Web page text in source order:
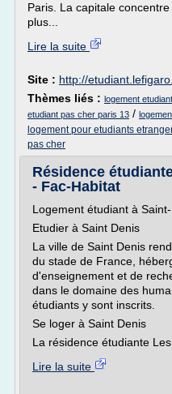
Paris. La capitale
plus...
Lire la suite
Site : http://
Thèmes liés : logement
etudiant pas cher paris 13 /
logement pour etudiants
pas cher
Résidence
- Fac-Habitat
Logement étudiant à
Etudier à Saint Denis
La ville de Saint Denis
du stade de France,
d'enseignement et de
dans le domaine des
étudiants y sont inscrits.
Se loger à Saint Denis
La résidence étudiante
Lire la suite